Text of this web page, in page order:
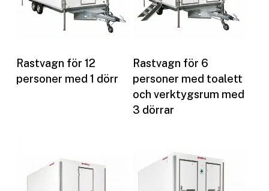
Les mer
Rastvagn för 12
personer med 1 dörr
Les mer
Rastvagn för 6
personer med toalett
och verktygsrum med
3 dörrar